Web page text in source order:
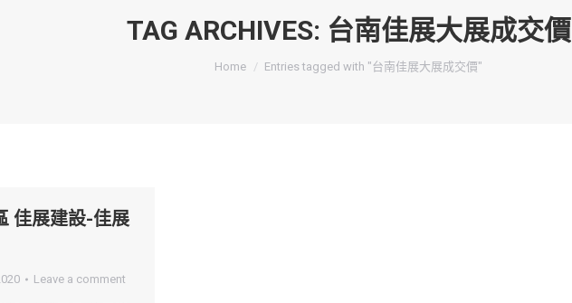
TAG ARCHIVES: 台南佳展大展成交價
You are here:
Home Entries tagged with "台南佳展大展成交價"
佳展建設-佳展
Leave a comment